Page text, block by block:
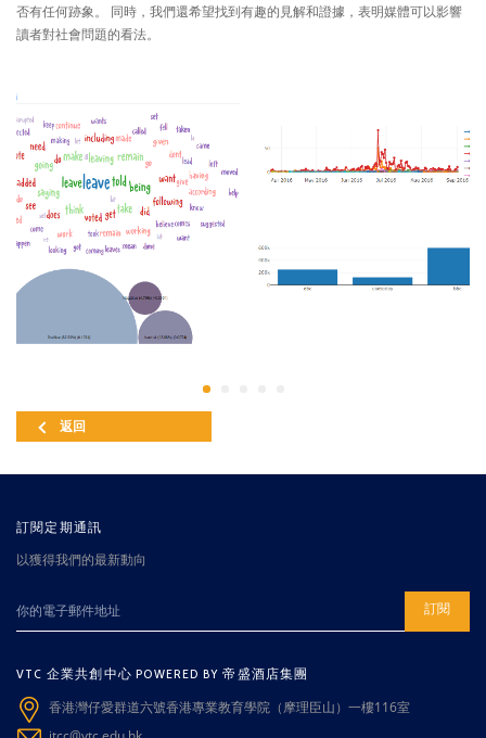
否有任何跡象。 同時，我們還希望找到有趣的見解和證據，表明媒體可以影響
讀者對社會問題的看法。
返回
訂閱定期通訊
以獲得我們的最新動向
訂閱
VTC 企業共創中心 POWERED BY 帝盛酒店集團
香港灣仔愛群道六號香港專業教育學院（摩理臣山）一樓116室